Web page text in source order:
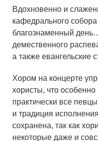
Вдохновенно и
кафедрального
благознаменный
демественного
а также евангельские
Хором на концерте
хористы, что особенно
практически все
и традиция
сохранена, так как
некоторые даже и